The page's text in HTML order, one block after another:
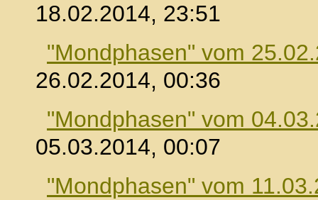
18.02.2014, 23:51
"Mondphasen" vom
26.02.2014, 00:36
"Mondphasen" vom
05.03.2014, 00:07
"Mondphasen" vom